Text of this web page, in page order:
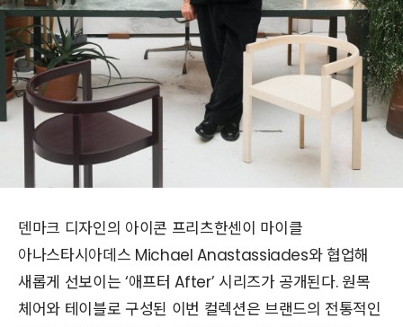
덴마크 디자인의 아이콘 프리츠한센이 마이클
아나스타시아데스 Michael Anastassiades와 협업해
새롭게 선보이는 ‘애프터 After’ 시리즈가 공개된다. 원목
체어와 테이블로 구성된 이번 컬렉션은 브랜드의 전통적인